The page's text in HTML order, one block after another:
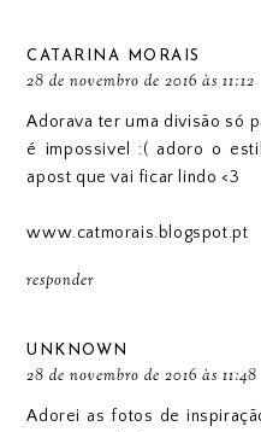
CATARINA MORAIS
28 de novembro de 2016 às 11:12
Adorava ter uma divisão só
é impossivel :( adoro o
apost que vai ficar lindo <3
www.catmorais.blogspot.pt
responder
UNKNOWN
28 de novembro de 2016 às 11:48
Adorei as fotos de